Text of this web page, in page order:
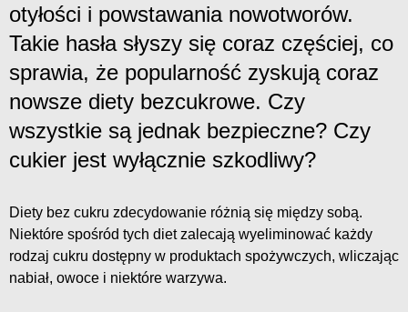
otyłości i powstawania nowotworów.
Takie hasła słyszy się coraz częściej, co
sprawia, że popularność zyskują coraz
nowsze diety bezcukrowe. Czy
wszystkie są jednak bezpieczne? Czy
cukier jest wyłącznie szkodliwy?
Diety bez cukru zdecydowanie różnią się między sobą.
Niektóre spośród tych diet zalecają wyeliminować każdy
rodzaj cukru dostępny w produktach spożywczych, wliczając
nabiał, owoce i niektóre warzywa.